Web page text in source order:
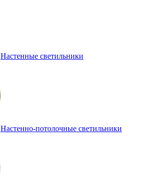
Настенные светильники
Настенно-потолочные светильники